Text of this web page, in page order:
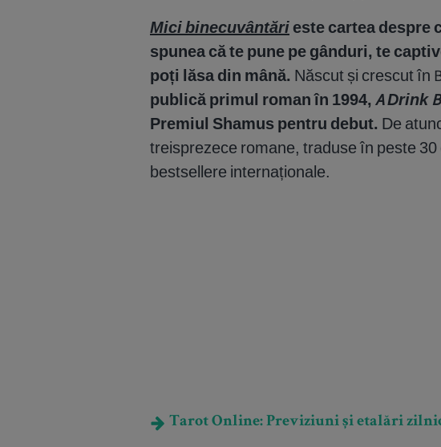
Mici binecuvântări este cartea despre
spunea că te pune pe gânduri, te
poți lăsa din mână. Născut și crescut în
publică primul roman în 1994, A Drink
Premiul Shamus pentru debut. De
treisprezece romane, traduse în peste
bestsellere internaționale.
Tarot Online: Previziuni și etalări